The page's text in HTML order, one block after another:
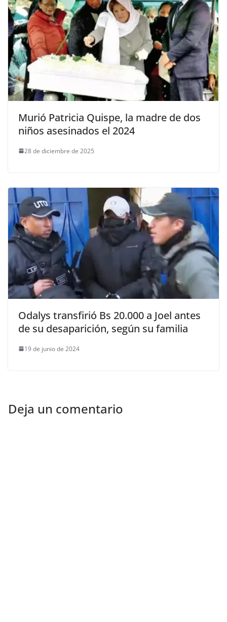
Murió Patricia Quispe, la madre de dos
niños asesinados el 2024
28 de diciembre de 2025
Odalys transfirió Bs 20.000 a Joel antes
de su desaparición, según su familia
19 de junio de 2024
Deja un comentario